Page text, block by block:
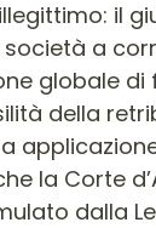
il
a
globale
della
la Corte
dalla